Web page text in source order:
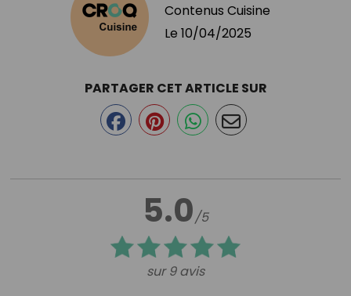
Contenus Cuisine
Le 10/04/2025
5.0/5
sur 9 avis
PARTAGER CET ARTICLE SUR